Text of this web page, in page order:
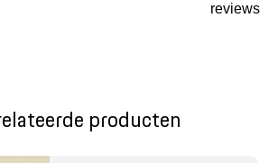
reviews
producten